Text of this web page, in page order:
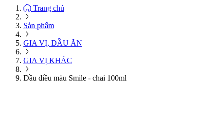
Trang chủ
Sản phẩm
GIA VỊ, DẦU ĂN
GIA VỊ KHÁC
Dầu điều màu Smile - chai 100ml